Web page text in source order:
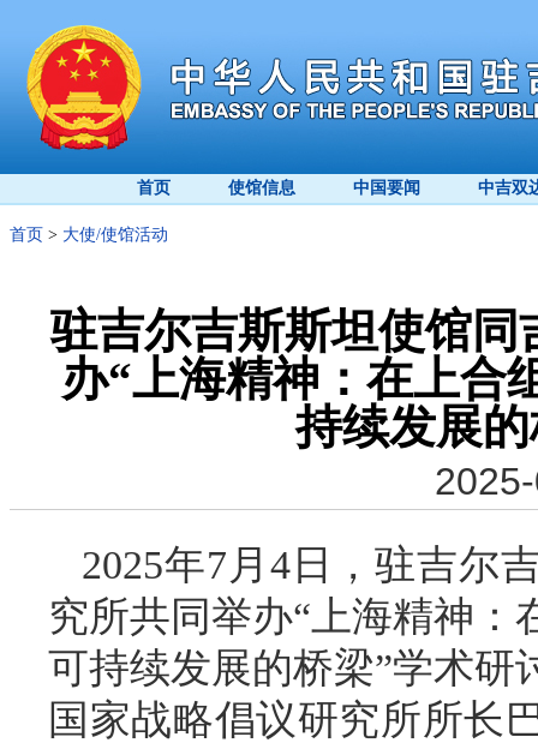
首页 使馆信息 中国要闻 中吉双
首页 > 大使/使馆活动
驻吉尔吉斯斯坦使馆
办“上海精神：在上合
持续发展
2025年7月4日，驻吉尔
究所共同举办“上海精神
可持续发展的桥梁”学术研
国家战略倡议研究所所长